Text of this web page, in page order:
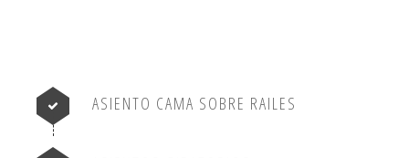
ASIENTO CAMA SOBRE RAILES